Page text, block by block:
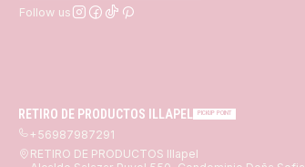
Follow us
RETIRO DE PRODUCTOS ILLAPEL PICKUP POINT
+56987987291
RETIRO DE PRODUCTOS Illapel